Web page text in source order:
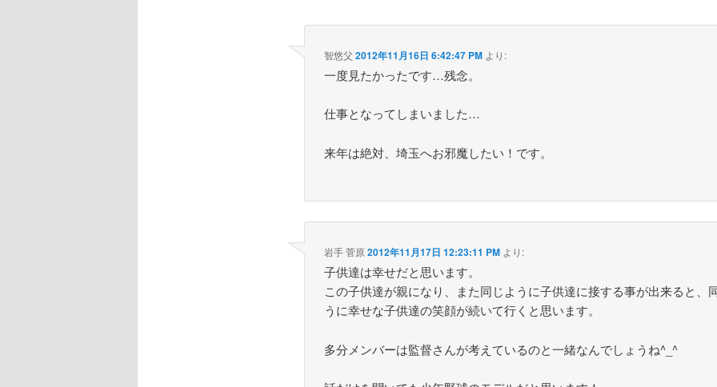
智悠父 2012年11月16日 6:42:47 PM より:
一度見たかったです…残念。
仕事となってしまいました…
来年は絶対、埼玉へお邪魔したい！です。
岩手 菅原2012年11月17日 12:23:11 PM より:
子供達は幸せだと思います。
この子供達が親になり、また同じように子供達に接する事が出来ると、
うに幸せな子供達の笑顔が続いて行くと思います。
多分メンバーは監督さんが考えているのと一緒なんでしょうね^_^